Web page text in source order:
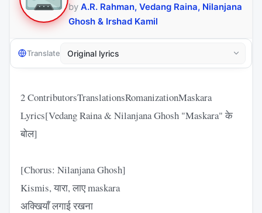
by A.R. Rahman, Vedang Raina, Nilanjana
Ghosh & Irshad Kamil
Translate
2 ContributorsTranslationsRomanizationMaskara
Lyrics[Vedang Raina & Nilanjana Ghosh "Maskara" के
बोल]
[Chorus: Nilanjana Ghosh]
Kismis, यारा, लाए maskara
अक्खियाँ लगाई रखना